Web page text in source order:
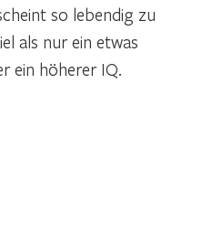
so lebendig zu
als nur ein etwas
ein höherer IQ.